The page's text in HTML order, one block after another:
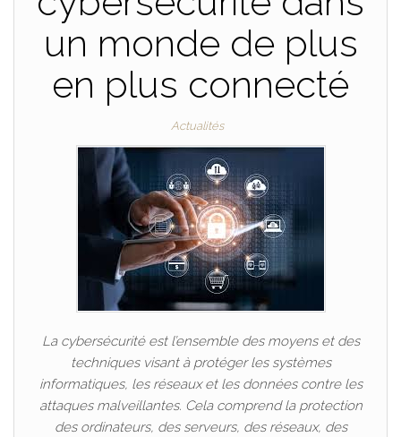
un monde de plus
en plus connecté
Actualités
La cybersécurité est l’ensemble des moyens et des
techniques visant à protéger les systèmes
informatiques, les réseaux et les données contre les
attaques malveillantes. Cela comprend la protection
des ordinateurs, des serveurs, des réseaux, des